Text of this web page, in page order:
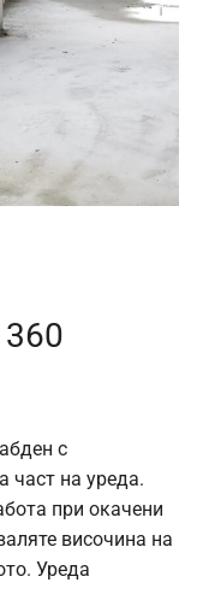
с
част на уреда.
при окачени
височина на
Уреда